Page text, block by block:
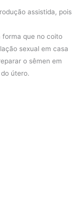
assistida, pois
forma que no coito
sexual em casa
o sêmen em
útero.